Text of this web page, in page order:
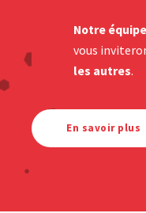
Notre
vous
les autres.
En savoir plus